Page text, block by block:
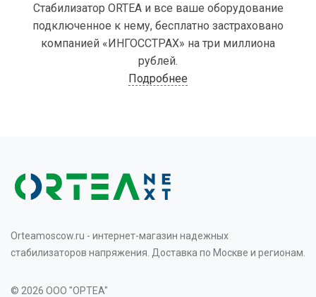
Стабилизатор ORTEA и все ваше оборудование
подключенное к нему, бесплатно застраховано
компанией «ИНГОССТРАХ» на три миллиона
рублей.
Подробнее
Orteamoscow.ru - интернет-магазин надежных
стабилизаторов напряжения. Доставка по Москве и регионам.
© 2026 OOO "OPTEA"